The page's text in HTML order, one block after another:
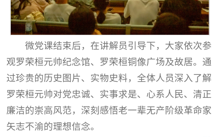
微党课结束后，在讲解员引导下，大家依次参
观罗荣桓元帅纪念馆、罗荣桓铜像广场及故居。通
过珍贵的历史图片、实物史料，全体人员深入了解
罗荣桓元帅对党忠诚、实事求是、心系人民、清正
廉洁的崇高风范，深刻感悟老一辈无产阶级革命家
矢志不渝的理想信念。